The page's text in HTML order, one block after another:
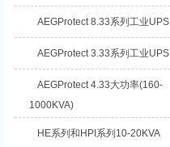
AEGProtect 8.33系列工业UPS
AEGProtect 3.33系列工业UPS
AEGProtect 4.33大功率(160-
1000KVA)
HE系列和HPI系列10-20KVA